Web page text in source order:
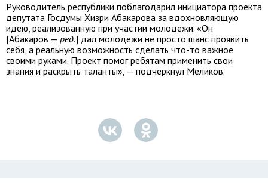
Руководитель республики поблагодарил инициатора проекта
депутата Госдумы Хизри Абакарова за вдохновляющую
идею, реализованную при участии молодежи. «Он
[Абакаров — ред.] дал молодежи не просто шанс проявить
себя, а реальную возможность сделать что-то важное
своими руками. Проект помог ребятам применить свои
знания и раскрыть таланты», — подчеркнул Меликов.